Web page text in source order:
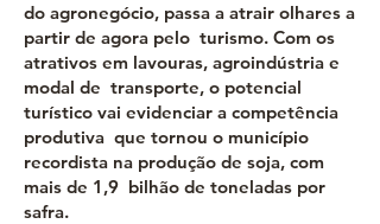
do agronegócio, passa a atrair olhares a
partir de agora pelo turismo. Com os
atrativos em lavouras, agroindústria e
modal de transporte, o potencial
turístico vai evidenciar a competência
produtiva que tornou o município
recordista na produção de soja, com
mais de 1,9 bilhão de toneladas por
safra.